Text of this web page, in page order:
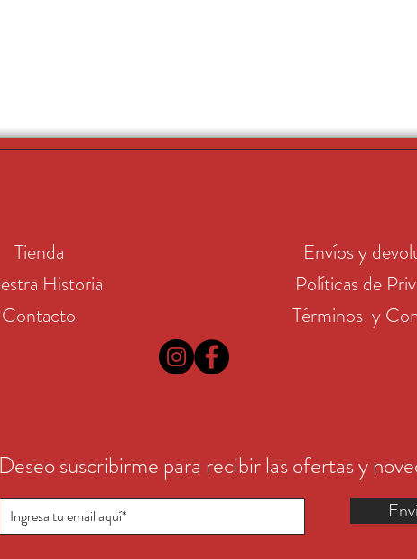
Tienda
Historia
Contacto
Envíos y
Políticas de
Términos y
Deseo suscribirme para recibir las ofertas y